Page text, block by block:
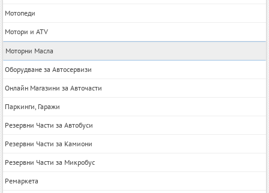
Мотопеди
Мотори и ATV
Моторни Масла
Оборудване за Автосервизи
Онлайн Магазини за Авточасти
Паркинги, Гаражи
Резервни Части за Автобуси
Резервни Части за Камиони
Резервни Части за Микробус
Ремаркета